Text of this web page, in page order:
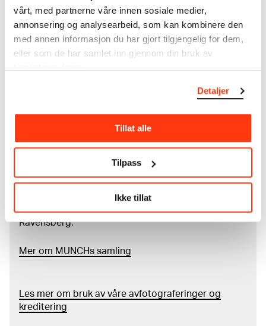
vårt, med partnerne våre innen sosiale medier,
annonsering og analysearbeid, som kan kombinere den
med annen informasjon du har gjort tilgjengelig for dem,
eller som de har samlet inn gjennom din bruk av
Detaljer
Tillat alle
Tilpass
Ikke tillat
Om verkskatalogen
kunstnerskap. Verkskatalogen utbedres jevnlig i
samsvar med den nyeste forskningen. Vi tar
forbehold om at feil kan forekomme.
MUNCHs samling består av over 42 000 unike
museumsobjekter, inkludert nærmere 27 000 unike
kunstverk. I tillegg til den ekstraordinære samlingen
somEdvard Munchtestamenterte til Oslo
kommune i 1940, rommer museet også samlingene
til Rolf Stenersen, Amaldus Nielsen og Ludvig O.
Ravensberg.
Mer om MUNCHs samling
Les mer om bruk av våre avfotograferinger og
kreditering